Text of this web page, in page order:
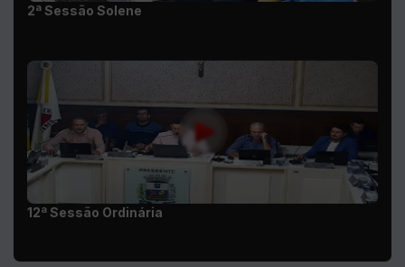
12ª Sessão Ordinária
O papel da Câmara no desenvolvimento de
Camanducaia
fundamental no desenvolvimento da cidade, sendo